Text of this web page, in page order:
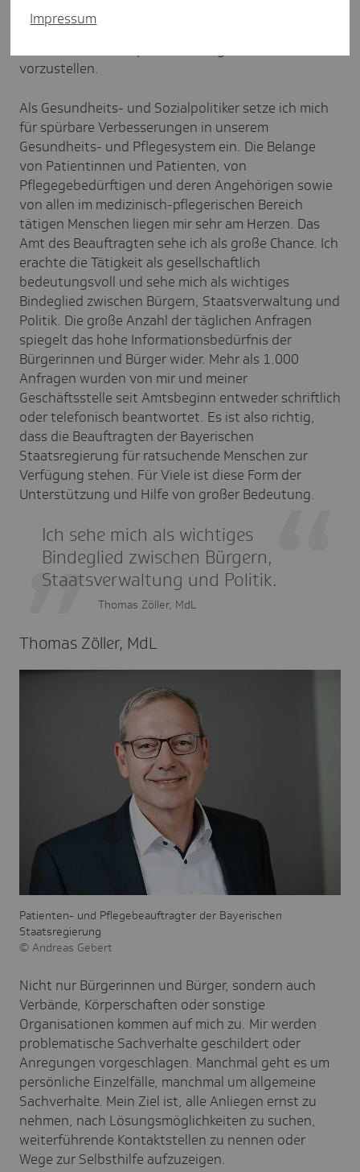
Das erste Jahr meiner Amtszeit als Beauftragter ist
inzwischen vorbei - ein guter Zeitpunkt, um meine
vorzustellen.
Als Gesundheits- und Sozialpolitiker setze ich mich
für spürbare Verbesserungen in unserem
Gesundheits- und Pflegesystem ein. Die Belange
von Patientinnen und Patienten, von
Pflegegebedürftigen und deren Angehörigen sowie
von allen im medizinisch-pflegerischen Bereich
tätigen Menschen liegen mir sehr am Herzen. Das
Amt des Beauftragten sehe ich als große Chance. Ich
erachte die Tätigkeit als gesellschaftlich
bedeutungsvoll und sehe mich als wichtiges
Bindeglied zwischen Bürgern, Staatsverwaltung und
Politik. Die große Anzahl der täglichen Anfragen
spiegelt das hohe Informationsbedürfnis der
Bürgerinnen und Bürger wider. Mehr als 1.000
Anfragen wurden von mir und meiner
Geschäftsstelle seit Amtsbeginn entweder schriftlich
oder telefonisch beantwortet. Es ist also richtig,
dass die Beauftragten der Bayerischen
Staatsregierung für ratsuchende Menschen zur
Verfügung stehen. Für Viele ist diese Form der
Unterstützung und Hilfe von großer Bedeutung.
Ich sehe mich als wichtiges
Bindeglied zwischen Bürgern,
Staatsverwaltung und Politik.
Thomas Zöller, MdL
Thomas Zöller, MdL
Patienten- und Pflegebeauftragter der Bayerischen
Staatsregierung
Andreas Gebert
Nicht nur Bürgerinnen und Bürger, sondern auch
Verbände, Körperschaften oder sonstige
Organisationen kommen auf mich zu. Mir werden
problematische Sachverhalte geschildert oder
Anregungen vorgeschlagen. Manchmal geht es um
persönliche Einzelfälle, manchmal um allgemeine
Sachverhalte. Mein Ziel ist, alle Anliegen ernst zu
nehmen, nach Lösungsmöglichkeiten zu suchen,
weiterführende Kontaktstellen zu nennen oder
Wege zur Selbsthilfe aufzuzeigen.
Impressum